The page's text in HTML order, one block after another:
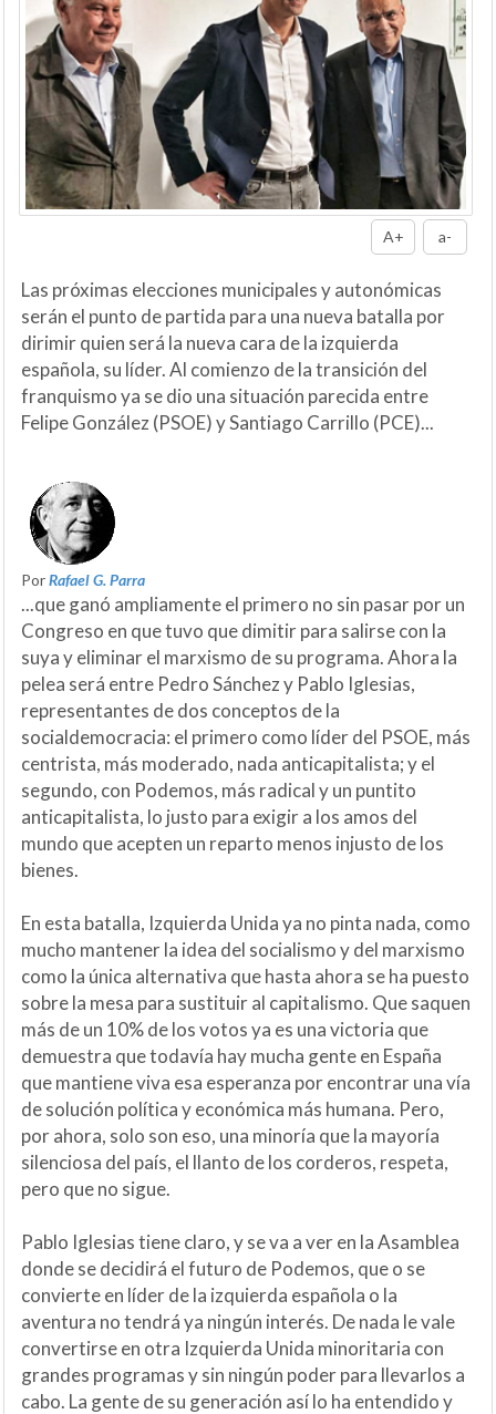
A+ a-
Las próximas elecciones municipales y autonómicas
serán el punto de partida para una nueva batalla por
dirimir quien será la nueva cara de la izquierda
española, su líder. Al comienzo de la transición del
franquismo ya se dio una situación parecida entre
Felipe González (PSOE) y Santiago Carrillo (PCE)...
PorRafael G. Parra
...que ganó ampliamente el primero no sin pasar por un
Congreso en que tuvo que dimitir para salirse con la
suya y eliminar el marxismo de su programa. Ahora la
pelea será entre Pedro Sánchez y Pablo Iglesias,
representantes de dos conceptos de la
socialdemocracia: el primero como líder del PSOE, más
centrista, más moderado, nada anticapitalista; y el
segundo, con Podemos, más radical y un puntito
anticapitalista, lo justo para exigir a los amos del
mundo que acepten un reparto menos injusto de los
bienes.
En esta batalla, Izquierda Unida ya no pinta nada, como
mucho mantener la idea del socialismo y del marxismo
como la única alternativa que hasta ahora se ha puesto
sobre la mesa para sustituir al capitalismo. Que saquen
más de un 10% de los votos ya es una victoria que
demuestra que todavía hay mucha gente en España
que mantiene viva esa esperanza por encontrar una vía
de solución política y económica más humana. Pero,
por ahora, solo son eso, una minoría que la mayoría
silenciosa del país, el llanto de los corderos, respeta,
pero que no sigue.
Pablo Iglesias tiene claro, y se va a ver en la Asamblea
donde se decidirá el futuro de Podemos, que o se
convierte en líder de la izquierda española o la
aventura no tendrá ya ningún interés. De nada le vale
convertirse en otra Izquierda Unida minoritaria con
grandes programas y sin ningún poder para llevarlos a
cabo. La gente de su generación así lo ha entendido y